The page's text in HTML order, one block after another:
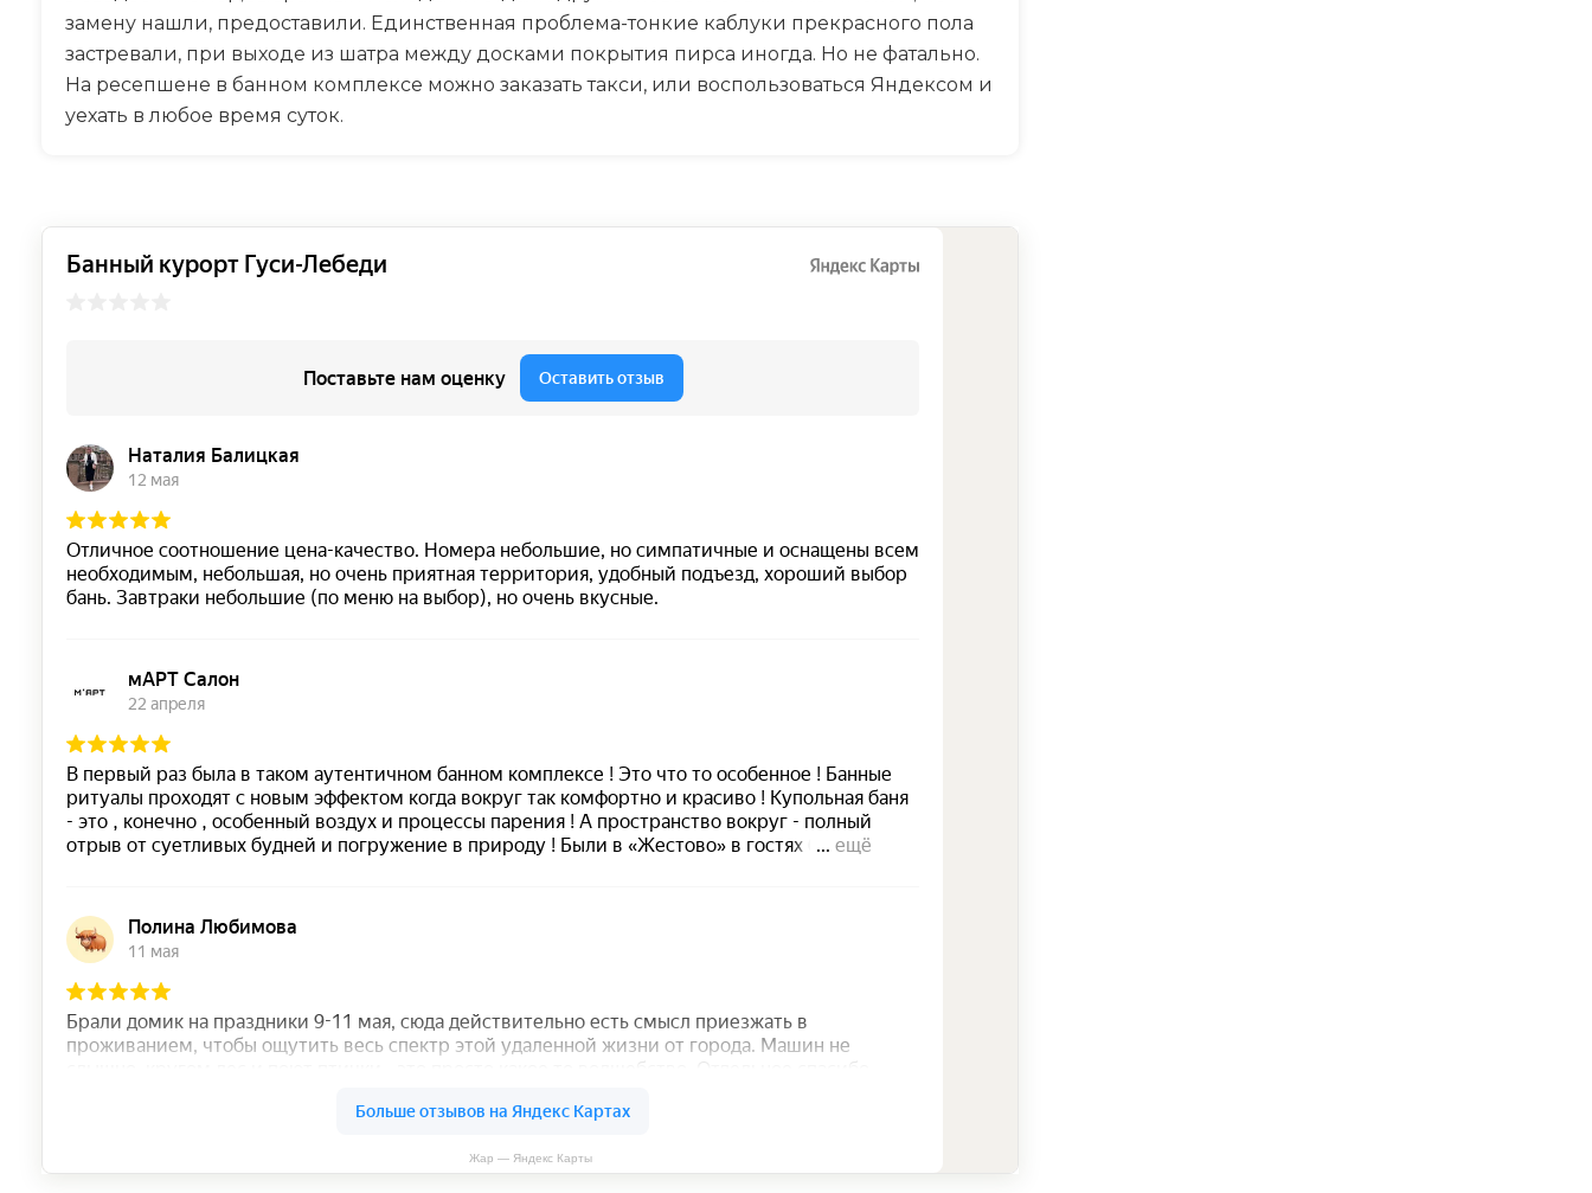
замену нашли, предоставили. Единственная проблема-тонкие каблуки прекрасного пола
застревали, при выходе из шатра между досками покрытия пирса иногда. Но не фатально.
На ресепшене в банном комплексе можно заказать такси, или воспользоваться Яндексом и
уехать в любое время суток.
Жар — Яндекс Карты